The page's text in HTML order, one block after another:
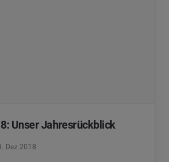
Unser Jahresrückblick
Dez 2018